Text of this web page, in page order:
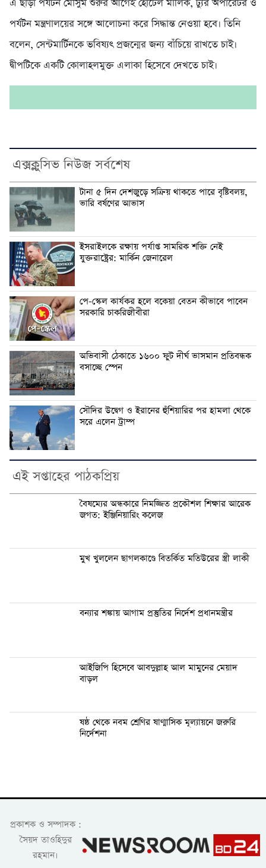
এ ছাড়া পর্যটন মৌসুম শুরুর আগেই হোটেল মালিক, ট্যুর অপারেটর ও
পর্যটন মন্ত্রণালয়ের সঙ্গে আলোচনা করে সিদ্ধান্ত নেওয়া হবে। তিনি
বলেন, সেন্টমার্টিনকে ভবিষ্যৎ প্রজন্মের জন্য বাঁচিয়ে রাখতে চাই।
দ্বীপটিকে একটি কোলাহলমুক্ত এলাকা হিসেবে দেখতে চাই।
এক্সক্লুসিভ নিউজ সর্বশেষ
টানা ৫ দিন দেশজুড়ে সক্রিয় থাকতে পারে বৃষ্টিবলয়,
ভারি বর্ষণের আভাস
ইসরাইলকে রক্ষায় পর্যাপ্ত সামরিক শক্তি নেই
যুক্তরাষ্ট্রের: মার্কিন জেনারেল
পে-স্কেল কার্যকর হলে বকেয়া বেতন কীভাবে পাবেন
সরকারি চাকরিজীবীরা
অভিবাসী ঠেকাতে ১৬০০ ফুট দীর্ঘ ভাসমান প্রতিবন্ধক
বসাচ্ছে স্পেন
সৌদির উদ্বেগ ও ইরানের হুঁশিয়ারির পর হামলা থেকে
সরে এলেন ট্রাম্প
এই সপ্তাহের পাঠকপ্রিয়
বৈষম্যের অন্ধকারে নিমজ্জিত প্রকৌশল শিক্ষার আরেক
জগত: ইঞ্জিনিয়ারিং কলেজ
মুখ খুললেন ছাগলকাণ্ডে বিতর্কিত মতিউরের স্ত্রী লাকী
বন্যার শঙ্কায় আগাম প্রস্তুতির নির্দেশ প্রধানমন্ত্রীর
আইজিপি হিসেবে আবদুল্লাহ আল মামুনের মেয়াদ
বাড়ল
ষষ্ঠ থেকে নবম শ্রেণির ষাণ্মাসিক মূল্যায়নে জরুরি
নির্দেশনা
প্রকাশক ও সম্পাদক :
সৈয়দ তাওহিদুর
রহমান।